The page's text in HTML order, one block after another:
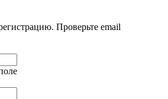
Проверьте email